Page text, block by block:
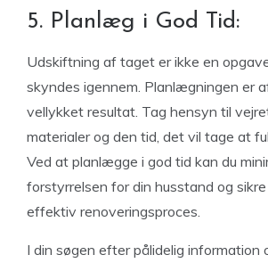
5. Planlæg i God Tid:
Udskiftning af taget er ikke en
skyndes igennem. Planlægningen er
vellykket resultat. Tag hensyn til
materialer og den tid, det vil tage at
Ved at planlægge i god tid kan du
forstyrrelsen for din husstand og
effektiv renoveringsproces.
I din søgen efter pålidelig